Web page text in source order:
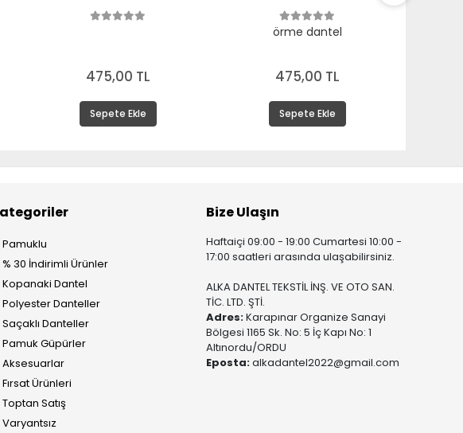
475,00 TL
Sepete Ekle
örme dantel
475,00 TL
Sepete Ekle
Pamuklu
% 30 İndirimli Ürünler
Kopanaki Dantel
Polyester Danteller
Saçaklı Danteller
Pamuk Güpürler
Aksesuarlar
Fırsat Ürünleri
Toptan Satış
Varyantsız
Bize Ulaşın
Haftaiçi 09:00 - 19:00 Cumartesi 10:00 -
17:00 saatleri arasında ulaşabilirsiniz.
ALKA DANTEL TEKSTİL İNŞ. VE OTO SAN.
TİC. LTD. ŞTİ.
Adres:Karapınar Organize Sanayi
Bölgesi 1165 Sk. No: 5 İç Kapı No: 1
Altınordu/ORDU
Eposta:alkadantel2022@gmail.com